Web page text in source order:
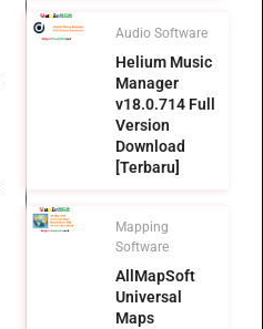
Audio Software
Helium Music
Manager
v18.0.714 Full
Version
Download
[Terbaru]
Mapping
Software
AllMapSoft
Universal
Maps